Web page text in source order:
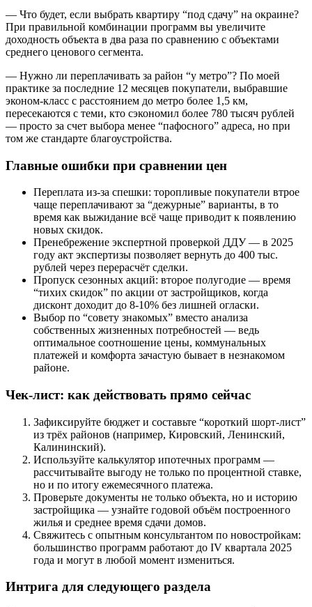
— Что будет, если выбрать квартиру “под сдачу” на окраине?
При правильной комбинации программ вы увеличите
доходность объекта в два раза по сравнению с объектами
среднего ценового сегмента.
— Нужно ли переплачивать за район “у метро”? По моей
практике за последние 12 месяцев покупатели, выбравшие
эконом-класс с расстоянием до метро более 1,5 км,
пересекаются с теми, кто сэкономил более 780 тысяч рублей
— просто за счет выбора менее “пафосного” адреса, но при
том же стандарте благоустройства.
Главные ошибки при сравнении цен
Переплата из-за спешки: торопливые покупатели втрое
чаще переплачивают за “дежурные” варианты, в то
время как выжидание всё чаще приводит к появлению
новых скидок.
Пренебрежение экспертной проверкой ДДУ — в 2025
году акт экспертизы позволяет вернуть до 400 тыс.
рублей через перерасчёт сделки.
Пропуск сезонных акций: второе полугодие — время
“тихих скидок” по акции от застройщиков, когда
дисконт доходит до 8-10% без лишней огласки.
Выбор по “совету знакомых” вместо анализа
собственных жизненных потребностей — ведь
оптимальное соотношение цены, коммунальных
платежей и комфорта зачастую бывает в незнакомом
районе.
Чек-лист: как действовать прямо сейчас
Зафиксируйте бюджет и составьте “короткий шорт-лист”
из трёх районов (например, Кировский, Ленинский,
Калининский).
Используйте калькулятор ипотечных программ —
рассчитывайте выгоду не только по процентной ставке,
но и по итогу ежемесячного платежа.
Проверьте документы не только объекта, но и историю
застройщика — узнайте годовой объём построенного
жилья и среднее время сдачи домов.
Свяжитесь с опытным консультантом по новостройкам:
большинство программ работают до IV квартала 2025
года и могут в любой момент измениться.
Интрига для следующего раздела